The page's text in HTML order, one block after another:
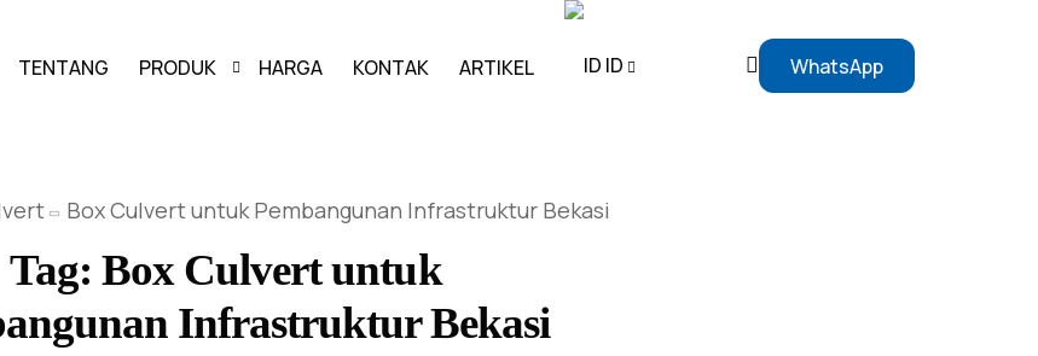
TENTANG PRODUK
PAVING BLOCK
GRASS BLOCK
BUIS BETON
HARGA KONTAK ARTIKEL ID WhatsApp
Box Culvert untuk Pembangunan Infrastruktur Bekasi
Tag:Box Culvert untuk
Infrastruktur Bekasi